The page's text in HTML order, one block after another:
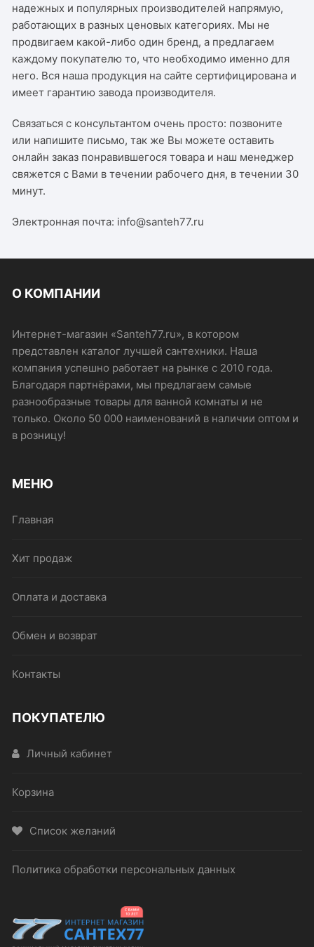
надежных и популярных производителей напрямую,
работающих в разных ценовых категориях. Мы не
продвигаем какой-либо один бренд, а предлагаем
каждому покупателю то, что необходимо именно для
него. Вся наша продукция на сайте сертифицирована и
имеет гарантию завода производителя.
Связаться с консультантом очень просто: позвоните
или напишите письмо, так же Вы можете оставить
онлайн заказ понравившегося товара и наш менеджер
свяжется с Вами в течении рабочего дня, в течении 30
минут.
Электронная почта: info@santeh77.ru
О КОМПАНИИ
Интернет-магазин «Santeh77.ru», в котором
представлен каталог лучшей сантехники. Наша
компания успешно работает на рынке с 2010 года.
Благодаря партнёрами, мы предлагаем самые
разнообразные товары для ванной комнаты и не
только. Около 50 000 наименований в наличии оптом и
в розницу!
МЕНЮ
Главная
Хит продаж
Оплата и доставка
Обмен и возврат
Контакты
ПОКУПАТЕЛЮ
Личный кабинет
Корзина
Список желаний
Политика обработки персональных данных